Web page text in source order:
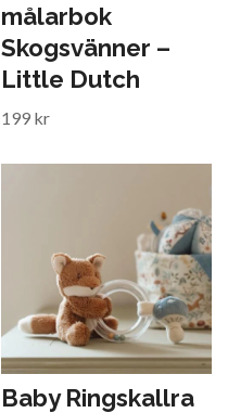
målarbok
Skogsvänner –
Little Dutch
199 kr
Baby Ringskallra